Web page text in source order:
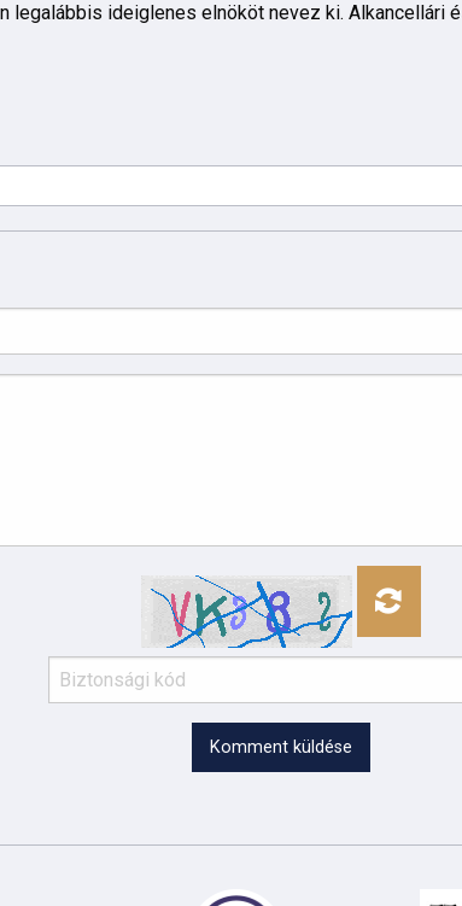
legalábbis ideiglenes elnököt nevez ki. Alkancellári
Komment küldése